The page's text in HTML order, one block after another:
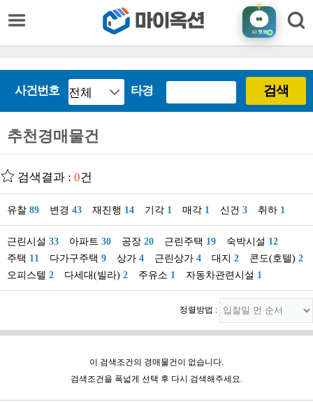
AI챗봇
사건번호 타경 검색
추천경매물건
검색결과 : 0건
유찰 89 변경 43 재진행 14 기각 1 매각 1 신건 3 취하 1
근린시설 33 아파트 30 공장 20 근린주택 19 숙박시설 12
주택 11 다가구주택 9 상가 4 근린상가 4 대지 2 콘도(호텔) 2
오피스텔 2 다세대(빌라) 2 주유소 1 자동차관련시설 1
정렬방법 :
이 검색조건의 경매물건이 없습니다.
검색조건을 폭넓게 선택 후 다시 검색해주세요.